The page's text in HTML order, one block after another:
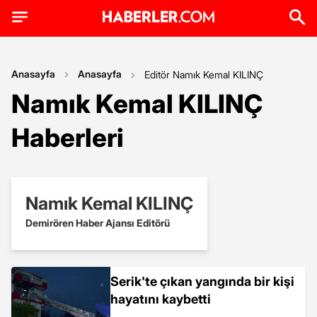
Anasayfa Anasayfa Editör Namık Kemal KILINÇ
Namık Kemal KILINÇ
Haberleri
Namık Kemal KILINÇ
Demirören Haber Ajansı Editörü
Serik'te çıkan yangında bir kişi
hayatını kaybetti